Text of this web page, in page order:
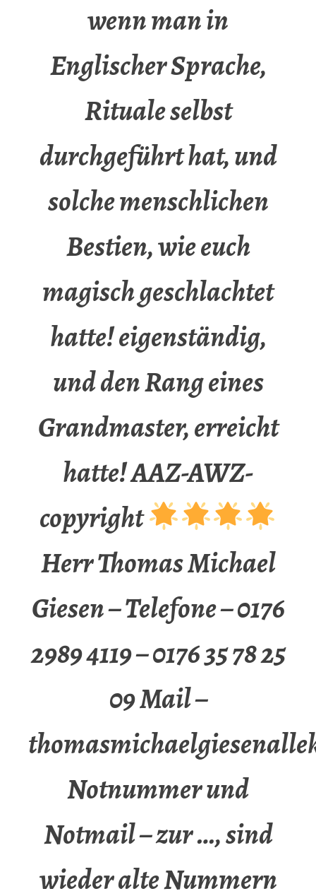
wenn man in
Englischer Sprache,
Rituale selbst
durchgeführt hat, und
solche menschlichen
Bestien, wie euch
magisch geschlachtet
hatte! eigenständig,
und den Rang eines
Grandmaster, erreicht
hatte! AAZ-AWZ-
copyright
Herr Thomas Michael
Giesen – Telefone – 0176
2989 4119 – 0176 35 78 25
09 Mail –
Notnummer und
Notmail – zur …, sind
wieder alte Nummern